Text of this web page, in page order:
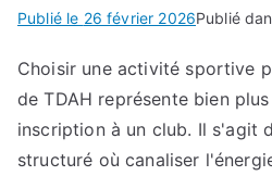
Publié le 26 février 2026Publié
Choisir une activité sportive
de TDAH représente bien
inscription à un club. Il s'agit
structuré où canaliser